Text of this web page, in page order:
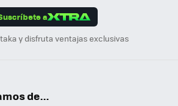
a
y disfruta ventajas exclusivas
de...